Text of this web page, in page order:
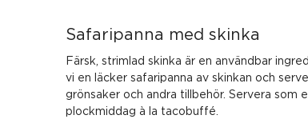
Safaripanna med skinka
Färsk, strimlad skinka är en användbar
vi en läcker safaripanna av skinkan och
grönsaker och andra tillbehör. Servera som
plockmiddag à la tacobuffé.